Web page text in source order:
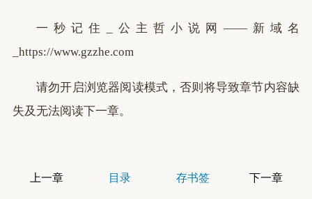
一秒记住_公主哲小说网——新域名
_https://www.gzzhe.com
请勿开启浏览器阅读模式，否则将导致章节内容缺
失及无法阅读下一章。
上一章 目录 存书签 下一章